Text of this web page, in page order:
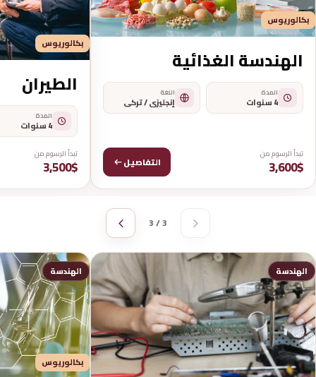
بكالوريوس
الهندسة الغذائية
المدة
4 سنوات
اللغة
إنجليزي / تركي
تبدأ الرسوم من
3,600$ التفاصيل
بكالوريوس
الطيران
المدة
4 سنوات
تبدأ الرسوم من
3,500$
3 / 3
الهندسة الهندسة
بكالوريوس